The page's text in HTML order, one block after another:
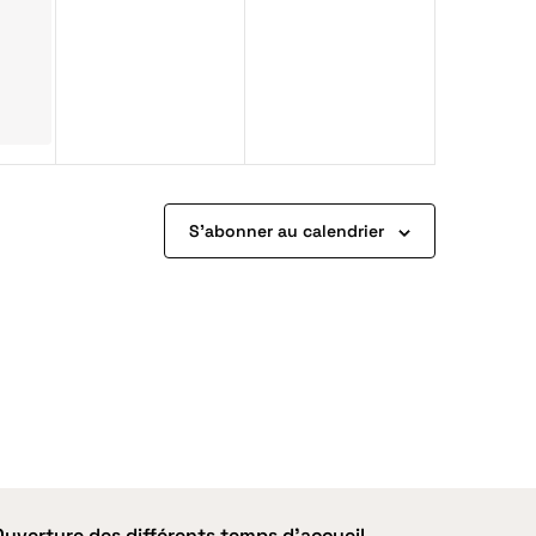
S’abonner au calendrier